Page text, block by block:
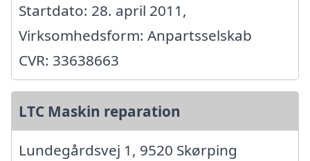
Startdato: 28. april 2011,
Virksomhedsform: Anpartsselskab
CVR: 33638663
LTC Maskin reparation
Lundegårdsvej 1, 9520 Skørping